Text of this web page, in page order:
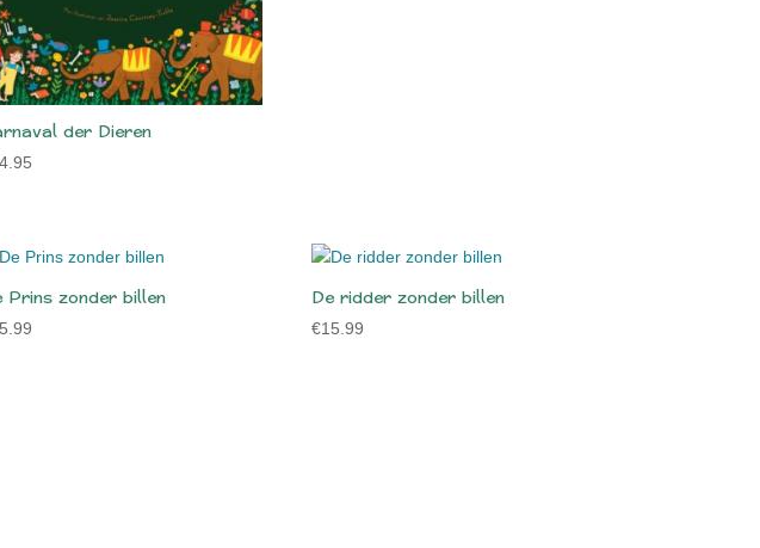
der Dieren
Prins zonder billen De ridder zonder billen
€15.99